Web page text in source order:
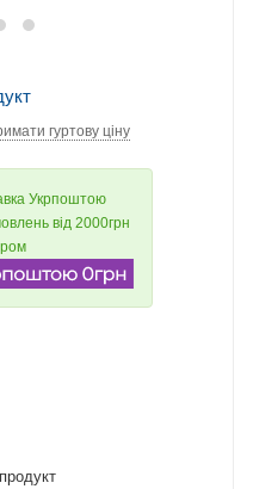
гуртову ціну
Укрпоштою
від 2000грн